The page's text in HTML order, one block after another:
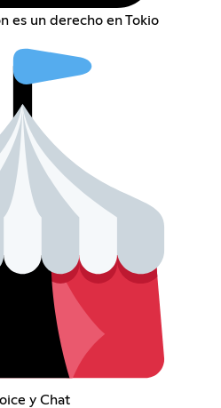
es un derecho en Tokio
y Chat